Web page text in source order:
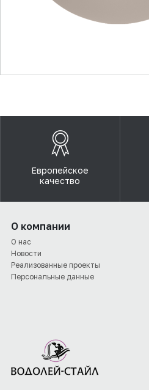
Европейское
качество
О компании
О нас
Новости
Реализованные проекты
Персональные данные